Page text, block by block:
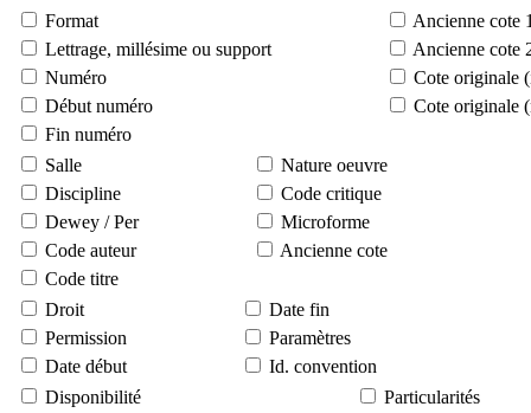
Format
Ancienne cote
Lettrage, millésime ou support
Ancienne cote
Numéro
Cote originale
Début numéro
Cote originale
Fin numéro
Salle
Nature oeuvre
Discipline
Code critique
Dewey / Per
Microforme
Code auteur
Ancienne cote
Code titre
Droit
Date fin
Permission
Paramètres
Date début
Id. convention
Disponibilité
Particularités